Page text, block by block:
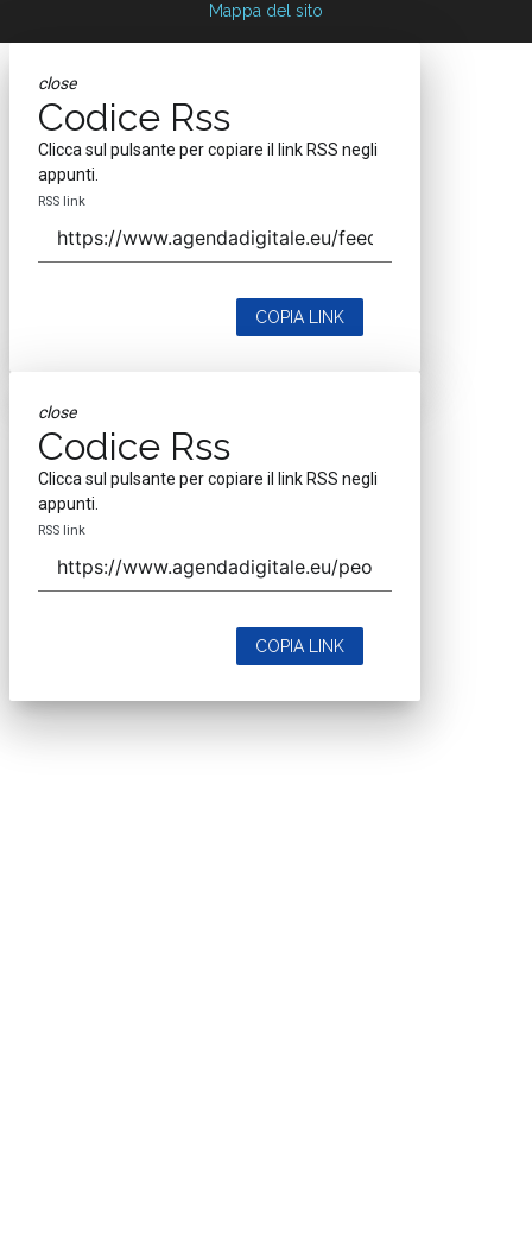
Mappa del sito
close
Codice Rss
Clicca sul pulsante per copiare il link RSS negli
appunti.
RSS link
COPIA LINK
close
Codice Rss
Clicca sul pulsante per copiare il link RSS negli
appunti.
RSS link
COPIA LINK